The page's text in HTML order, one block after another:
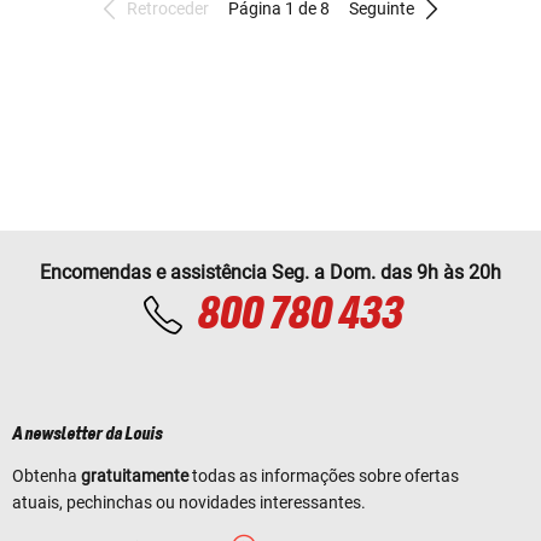
Retroceder Página 1 de 8 Seguinte
Encomendas e assistência Seg. a Dom. das 9h às 20h
800 780 433
A newsletter da Louis
Obtenha gratuitamentetodas as informações sobre ofertas
atuais, pechinchas ou novidades interessantes.